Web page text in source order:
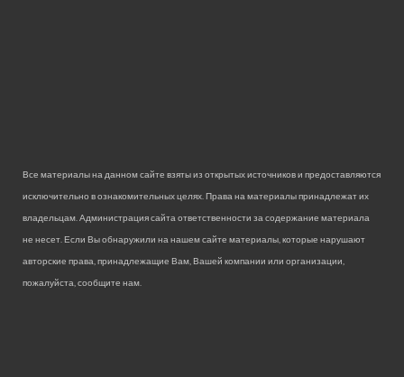
Все материалы на данном сайте взяты из открытых источников и предоставляются
исключительно в ознакомительных целях. Права на материалы принадлежат их
владельцам. Администрация сайта ответственности за содержание материала
не несет. Если Вы обнаружили на нашем сайте материалы, которые нарушают
авторские права, принадлежащие Вам, Вашей компании или организации,
пожалуйста, сообщите нам.